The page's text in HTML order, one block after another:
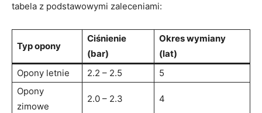
tabela z podstawowymi zaleceniami:
Typ opony
Ciśnienie
(bar)
Okres wymiany
(lat)
Opony‍ letnie
2.2 – 2.5
5
Opony
zimowe
2.0⁢ – 2.3 4